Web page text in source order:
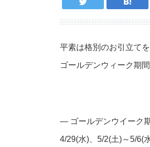
平素は格別のお引立て
ゴールデンウィーク期
— ゴールデンウイーク
4/29(水)、5/2(土)～5/6(